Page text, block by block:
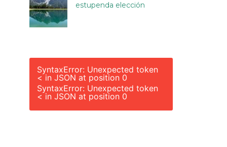
estupenda elección
SyntaxError: Unexpected token
< in JSON at position 0
SyntaxError: Unexpected token
< in JSON at position 0